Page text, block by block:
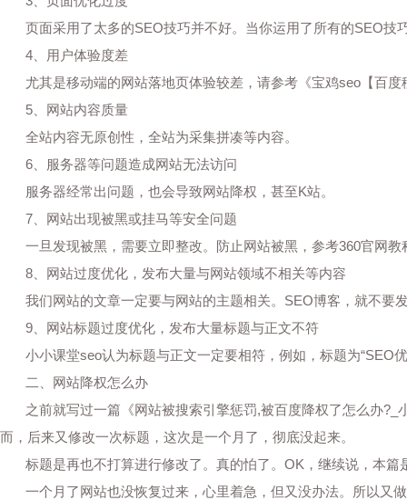
页面采用了太多的SEO技巧并不好。当你运用了所有的SEO技
4、用户体验度差
尤其是移动端的网站落地页体验较差，请参考《宝鸡seo【百度
5、网站内容质量
全站内容无原创性，全站为采集拼凑等内容。
6、服务器等问题造成网站无法访问
服务器经常出问题，也会导致网站降权，甚至K站。
7、网站出现被黑或挂马等安全问题
一旦发现被黑，需要立即整改。防止网站被黑，参考360官网教
8、网站过度优化，发布大量与网站领域不相关等内容
我们网站的文章一定要与网站的主题相关。SEO博客，就不要
9、网站标题过度优化，发布大量标题与正文不符
小小课堂seo认为标题与正文一定要相符，例如，标题为“SEO
二、网站降权怎么办
之前就写过一篇《网站被搜索引擎惩罚,被百度降权了怎么办?_
而，后来又修改一次标题，这次是一个月了，彻底没起来。
标题是再也不打算进行修改了。真的怕了。OK，继续说，本篇
一个月了网站也没恢复过来，心里着急，但又没办法。所以又